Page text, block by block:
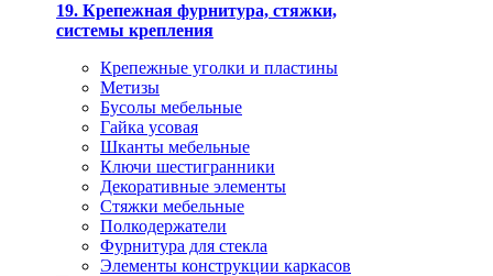
19. Крепежная фурнитура, стяжки,
системы крепления
Крепежные уголки и пластины
Метизы
Бусолы мебельные
Гайка усовая
Шканты мебельные
Ключи шестигранники
Декоративные элементы
Стяжки мебельные
Полкодержатели
Фурнитура для стекла
Элементы конструкции каркасов